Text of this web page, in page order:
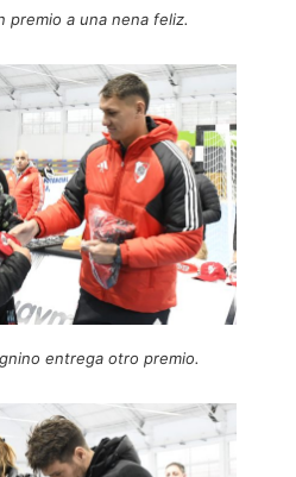
premio a una nena feliz.
entrega otro premio.